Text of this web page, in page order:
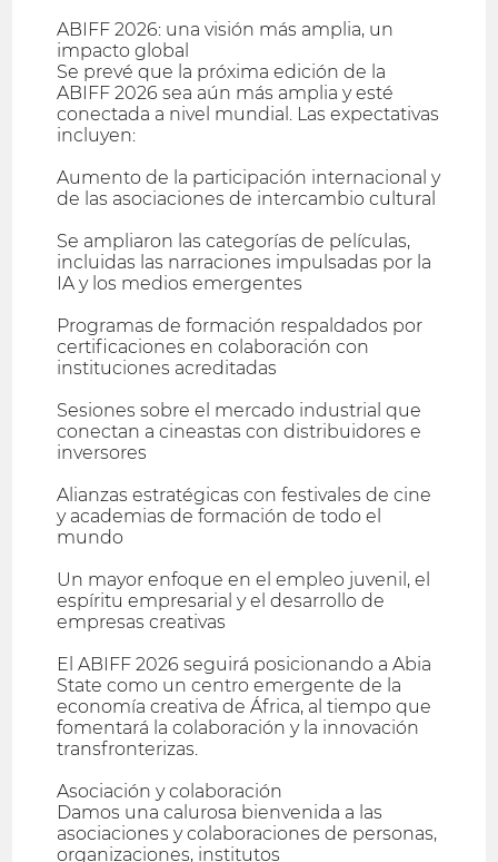
ABIFF 2026: una visión más amplia, un
impacto global
Se prevé que la próxima edición de la
ABIFF 2026 sea aún más amplia y esté
conectada a nivel mundial. Las expectativas
incluyen:
Aumento de la participación internacional y
de las asociaciones de intercambio cultural
Se ampliaron las categorías de películas,
incluidas las narraciones impulsadas por la
IA y los medios emergentes
Programas de formación respaldados por
certificaciones en colaboración con
instituciones acreditadas
Sesiones sobre el mercado industrial que
conectan a cineastas con distribuidores e
inversores
Alianzas estratégicas con festivales de cine
y academias de formación de todo el
mundo
Un mayor enfoque en el empleo juvenil, el
espíritu empresarial y el desarrollo de
empresas creativas
El ABIFF 2026 seguirá posicionando a Abia
State como un centro emergente de la
economía creativa de África, al tiempo que
fomentará la colaboración y la innovación
transfronterizas.
Asociación y colaboración
Damos una calurosa bienvenida a las
asociaciones y colaboraciones de personas,
organizaciones, institutos